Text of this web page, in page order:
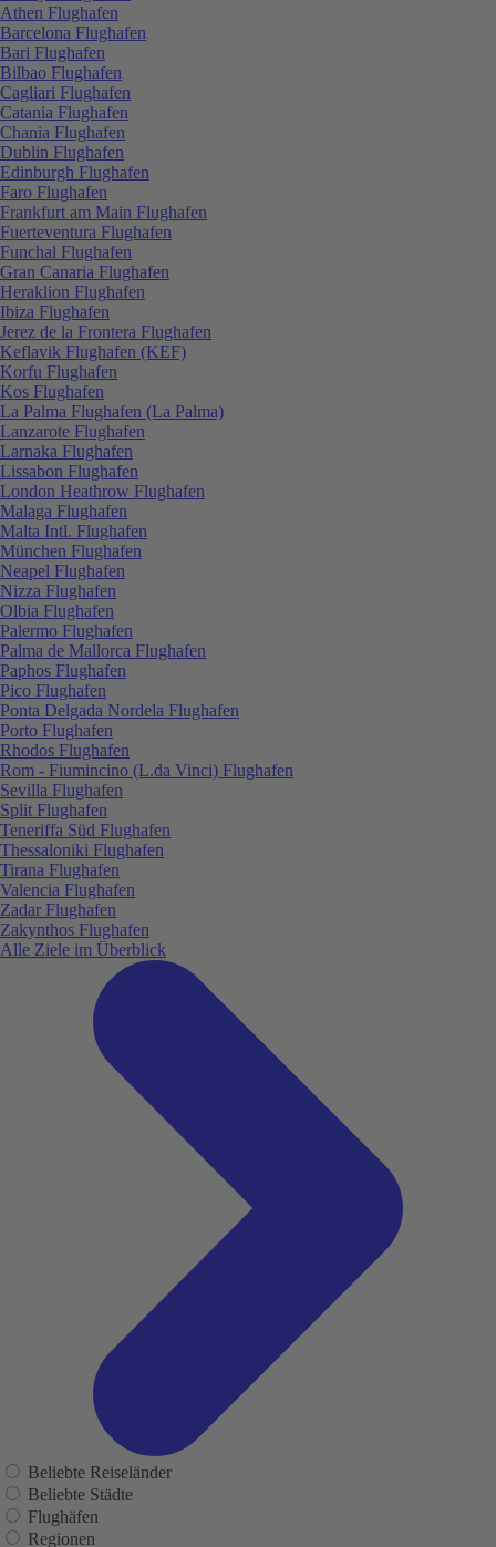
Athen Flughafen
Barcelona Flughafen
Bari Flughafen
Bilbao Flughafen
Cagliari Flughafen
Catania Flughafen
Chania Flughafen
Dublin Flughafen
Edinburgh Flughafen
Faro Flughafen
Frankfurt am Main Flughafen
Fuerteventura Flughafen
Funchal Flughafen
Gran Canaria Flughafen
Heraklion Flughafen
Ibiza Flughafen
Jerez de la Frontera Flughafen
Keflavik Flughafen (KEF)
Korfu Flughafen
Kos Flughafen
La Palma Flughafen (La Palma)
Lanzarote Flughafen
Larnaka Flughafen
Lissabon Flughafen
London Heathrow Flughafen
Malaga Flughafen
Malta Intl. Flughafen
München Flughafen
Neapel Flughafen
Nizza Flughafen
Olbia Flughafen
Palermo Flughafen
Palma de Mallorca Flughafen
Paphos Flughafen
Pico Flughafen
Ponta Delgada Nordela Flughafen
Porto Flughafen
Rhodos Flughafen
Rom - Fiumincino (L.da Vinci) Flughafen
Sevilla Flughafen
Split Flughafen
Teneriffa Süd Flughafen
Thessaloniki Flughafen
Tirana Flughafen
Valencia Flughafen
Zadar Flughafen
Zakynthos Flughafen
Alle Ziele im Überblick
Beliebte Reiseländer
Beliebte Städte
Flughäfen
Regionen